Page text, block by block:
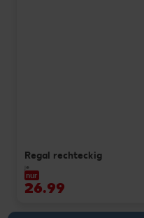
Regal rechteckig
je
nur
26.99